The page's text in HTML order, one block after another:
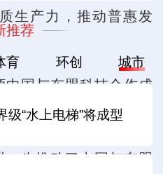
生产力，推动普惠发
国与东盟科技合作成
约，涉及汽车数据跨
数据、数字人、东南
步推动了中国与东盟
推荐
育 环创 城市
级“水上电梯”将成型